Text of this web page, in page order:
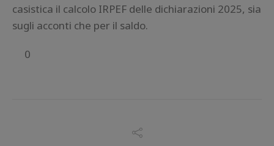
casistica il calcolo IRPEF delle dichiarazioni 2025, sia
sugli acconti che per il saldo.
0